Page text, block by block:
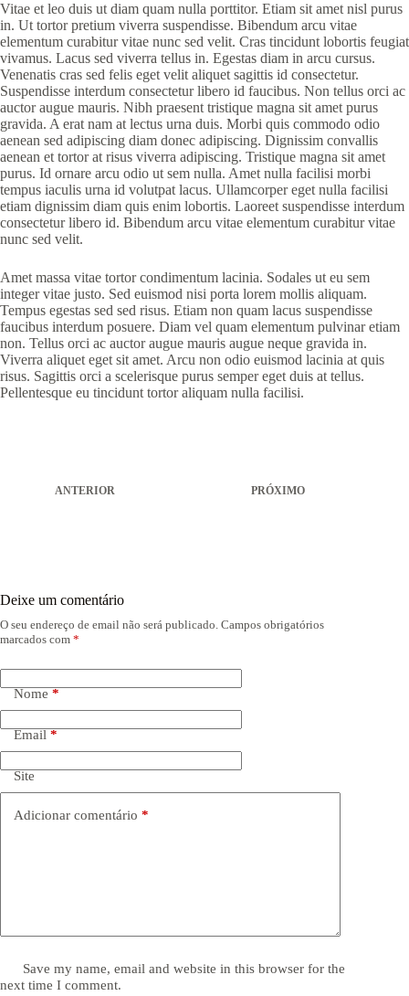
Vitae et leo duis ut diam quam nulla porttitor. Etiam sit amet nisl purus
in. Ut tortor pretium viverra suspendisse. Bibendum arcu vitae
elementum curabitur vitae nunc sed velit. Cras tincidunt lobortis feugiat
vivamus. Lacus sed viverra tellus in. Egestas diam in arcu cursus.
Venenatis cras sed felis eget velit aliquet sagittis id consectetur.
Suspendisse interdum consectetur libero id faucibus. Non tellus orci ac
auctor augue mauris. Nibh praesent tristique magna sit amet purus
gravida. A erat nam at lectus urna duis. Morbi quis commodo odio
aenean sed adipiscing diam donec adipiscing. Dignissim convallis
aenean et tortor at risus viverra adipiscing. Tristique magna sit amet
purus. Id ornare arcu odio ut sem nulla. Amet nulla facilisi morbi
tempus iaculis urna id volutpat lacus. Ullamcorper eget nulla facilisi
etiam dignissim diam quis enim lobortis. Laoreet suspendisse interdum
consectetur libero id. Bibendum arcu vitae elementum curabitur vitae
nunc sed velit.
Amet massa vitae tortor condimentum lacinia. Sodales ut eu sem
integer vitae justo. Sed euismod nisi porta lorem mollis aliquam.
Tempus egestas sed sed risus. Etiam non quam lacus suspendisse
faucibus interdum posuere. Diam vel quam elementum pulvinar etiam
non. Tellus orci ac auctor augue mauris augue neque gravida in.
Viverra aliquet eget sit amet. Arcu non odio euismod lacinia at quis
risus. Sagittis orci a scelerisque purus semper eget duis at tellus.
Pellentesque eu tincidunt tortor aliquam nulla facilisi.
ANTERIOR PRÓXIMO
Deixe um comentário
O seu endereço de email não será publicado. Campos obrigatórios
marcados com *
Nome *
Email *
Site
Adicionar comentário *
Save my name, email and website in this browser for the
next time I comment.